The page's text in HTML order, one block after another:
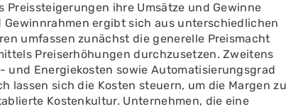
ihre Umsätze und Gewinne
ergibt sich aus unterschiedlichen
umfassen zunächst die generelle Preismacht
Preiserhöhungen durchzusetzen. Zweitens
Energiekosten sowie Automatisierungsgrad
lassen sich die Kosten steuern, um die Margen zu
Kostenkultur. Unternehmen, die eine